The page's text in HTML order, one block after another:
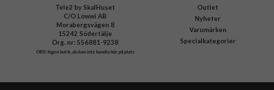
Tele2 by SkalHuset
C/O Lowwi AB
Morabergsvägen 8
15242 Södertälje
Org. nr: 556881-9238
OBS!Ingen butik, du kan inte handla här på plats
Outlet
Nyheter
Varumärken
Specialkategorier